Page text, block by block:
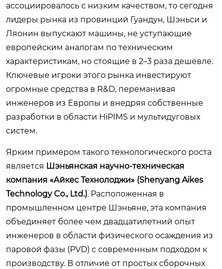
ассоциировалось с низким качеством, то сегодня
лидеры рынка из провинций Гуандун, Шэньси и
Ляонин выпускают машины, не уступающие
европейским аналогам по техническим
характеристикам, но стоящие в 2–3 раза дешевле.
Ключевые игроки этого рынка инвестируют
огромные средства в R&D, переманивая
инженеров из Европы и внедряя собственные
разработки в области HiPIMS и мультидуговых
систем.
Ярким примером такого технологического роста
является Шэньянская научно-техническая
компания «Айкес Технолоджи» (Shenyang Aikes
Technology Co., Ltd.). Расположенная в
промышленном центре Шэньяне, эта компания
объединяет более чем двадцатилетний опыт
инженеров в области физического осаждения из
паровой фазы (PVD) с современным подходом к
производству. В отличие от простых сборочных